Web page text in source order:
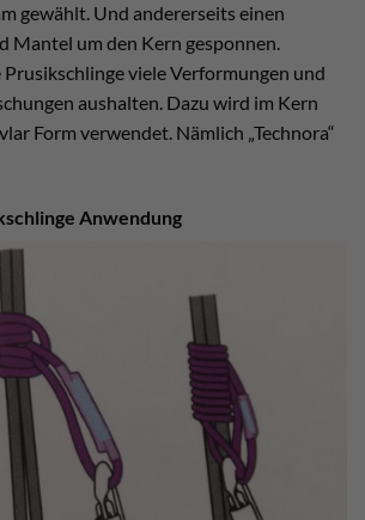
gewählt. Und andererseits einen
Mantel um den Kern gesponnen.
viele Verformungen und
aushalten. Dazu wird im Kern
Form verwendet. Nämlich „Technora“
Anwendung